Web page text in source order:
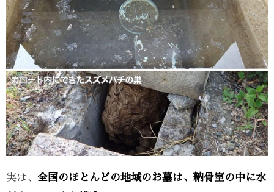
実は、 全国のほとんどの地域のお墓は、納骨室の中に水